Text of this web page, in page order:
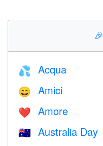
🎉
💦 Acqua
😄 Amici
❤️️ Amore
🇦🇺 Australia Day